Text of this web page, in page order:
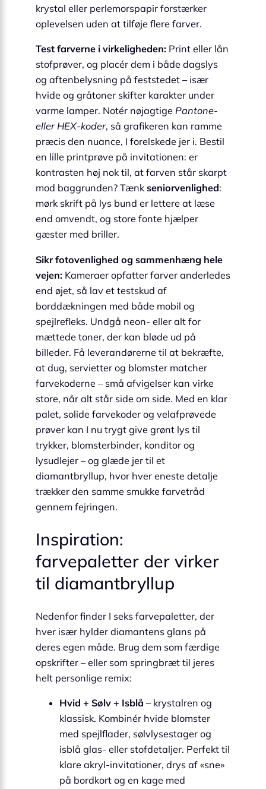
krystal eller perlemorspapir forstærker
oplevelsen uden at tilføje flere farver.
Test farverne i virkeligheden: Print eller lån
stofprøver, og placér dem i både dagslys
og aftenbelysning på feststedet – især
hvide og gråtoner skifter karakter under
varme lamper. Notér nøjagtige Pantone-
eller HEX-koder, så grafikeren kan ramme
præcis den nuance, I forelskede jer i. Bestil
en lille printprøve på invitationen: er
kontrasten høj nok til, at farven står skarpt
mod baggrunden? Tænkseniorvenlighed:
mørk skrift på lys bund er lettere at læse
end omvendt, og store fonte hjælper
gæster med briller.
Sikr fotovenlighed og sammenhæng hele
vejen: Kameraer opfatter farver anderledes
end øjet, så lav et testskud af
borddækningen med både mobil og
spejlrefleks. Undgå neon- eller alt for
mættede toner, der kan bløde ud på
billeder. Få leverandørerne til at bekræfte,
at dug, servietter og blomster matcher
farvekoderne – små afvigelser kan virke
store, når alt står side om side. Med en klar
palet, solide farvekoder og velafprøvede
prøver kan I nu trygt give grønt lys til
trykker, blomsterbinder, konditor og
lysudlejer – og glæde jer til et
diamantbryllup, hvor hver eneste detalje
trækker den samme smukke farvetråd
gennem fejringen.
Inspiration:
farvepaletter der virker
til diamantbryllup
Nedenfor finder I seks farvepaletter, der
hver især hylder diamantens glans på
deres egen måde. Brug dem som færdige
opskrifter – eller som springbræt til jeres
helt personlige remix:
Hvid + Sølv + Isblå – krystalren og
klassisk. Kombinér hvide blomster
med spejlflader, sølvlysestager og
isblå glas- eller stofdetaljer. Perfekt til
klare akryl-invitationer, drys af «sne»
på bordkort og en kage med